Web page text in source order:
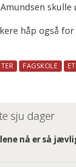
håp også
FAGSKOLE
sju dager
nå er så